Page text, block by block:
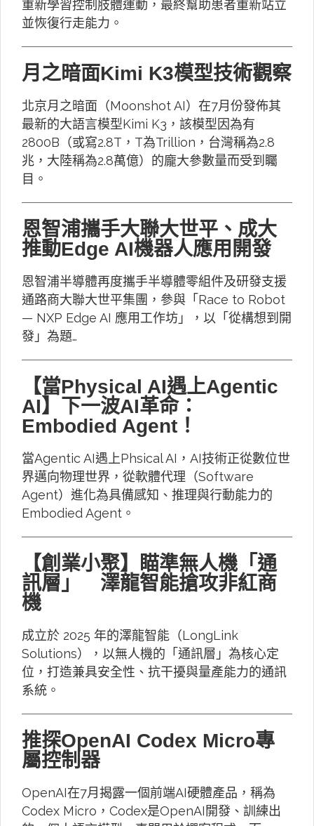
重新學習控制肢體運動，最終幫助患者重新站立
並恢復行走能力。
月之暗面Kimi K3模型技術觀察
北京月之暗面（Moonshot AI）在7月份發佈其
最新的大語言模型Kimi K3，該模型因為有
2800B（或寫2.8T，T為Trillion，台灣稱為2.8
兆，大陸稱為2.8萬億）的龐大參數量而受到矚
目。
恩智浦攜手大聯大世平、成大
推動Edge AI機器人應用開發
恩智浦半導體再度攜手半導體零組件及研發支援
通路商大聯大世平集團，參與「Race to Robot
— NXP Edge AI 應用工作坊」，以「從構想到開
發」為題…
【當Physical AI遇上Agentic
AI】下一波AI革命：
Embodied Agent！
當Agentic AI遇上Phsical AI，AI技術正從數位世
界邁向物理世界，從軟體代理（Software
Agent）進化為具備感知、推理與行動能力的
Embodied Agent。
【創業小聚】瞄準無人機「通
訊層」 澤龍智能搶攻非紅商
機
成立於 2025 年的澤龍智能（LongLink
Solutions），以無人機的「通訊層」為核心定
位，打造兼具安全性、抗干擾與量產能力的通訊
系統。
推探OpenAI Codex Micro專
屬控制器
OpenAI在7月揭露一個前端AI硬體產品，稱為
Codex Micro，Codex是OpenAI開發、訓練出